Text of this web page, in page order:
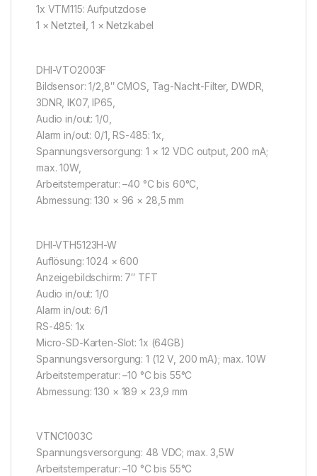
1x VTM115: Aufputzdose
1 × Netzteil, 1 × Netzkabel
DHI-VTO2003F
Bildsensor: 1/2,8″ CMOS, Tag-Nacht-Filter, DWDR,
3DNR, IK07, IP65,
Audio in/out: 1/0,
Alarm in/out: 0/1, RS-485: 1x,
Spannungsversorgung: 1 × 12 VDC output, 200 mA;
max. 10W,
Arbeitstemperatur: –40 °C bis 60°C,
Abmessung: 130 × 96 × 28,5 mm
DHI-VTH5123H-W
Auflösung: 1024 × 600
Anzeigebildschirm: 7″ TFT
Audio in/out: 1/0
Alarm in/out: 6/1
RS-485: 1x
Micro-SD-Karten-Slot: 1x (64GB)
Spannungsversorgung: 1 (12 V, 200 mA); max. 10W
Arbeitstemperatur: –10 °C bis 55°C
Abmessung: 130 × 189 × 23,9 mm
VTNC1003C
Spannungsversorgung: 48 VDC; max. 3,5W
Arbeitstemperatur: –10 °C bis 55°C